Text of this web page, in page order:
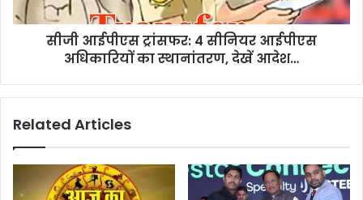
स्थानांतरण,
सीजी आईपीएस ट्रांसफर: 4 सीनियर आईपीएस
अधिकारियों का स्थानांतरण, देखें आदेश…
Related Articles